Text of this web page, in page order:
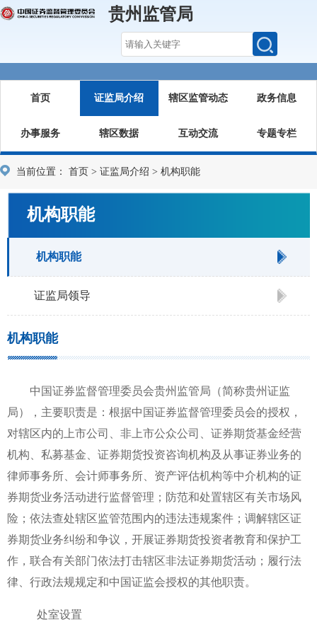
贵州监管局
首页 证监局介绍 辖区监管动态 政务信息
办事服务 辖区数据 互动交流 专题专栏
当前位置： 首页 > 证监局介绍 > 机构职能
机构职能
机构职能
证监局领导
机构职能
中国证券监督管理委员会贵州监管局（简称贵州证监
局），主要职责是：根据中国证券监督管理委员会的授权，
对辖区内的上市公司、非上市公众公司、证券期货基金经营
机构、私募基金、证券期货投资咨询机构及从事证券业务的
律师事务所、会计师事务所、资产评估机构等中介机构的证
券期货业务活动进行监督管理；防范和处置辖区有关市场风
险；依法查处辖区监管范围内的违法违规案件；调解辖区证
券期货业务纠纷和争议，开展证券期货投资者教育和保护工
作，联合有关部门依法打击辖区非法证券期货活动；履行法
律、行政法规规定和中国证监会授权的其他职责。
处室设置